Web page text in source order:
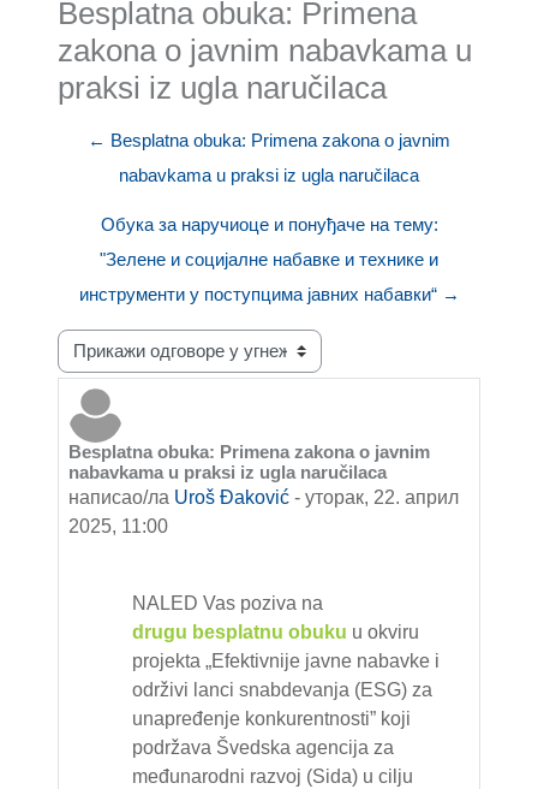
Besplatna obuka: Primena
zakona o javnim nabavkama u
praksi iz ugla naručilaca
← Besplatna obuka: Primena zakona o javnim
nabavkama u praksi iz ugla naručilaca
Обука за наручиоце и понуђаче на тему:
"Зелене и социјалне набавке и технике и
инструменти у поступцима јавних набавки“ →
Начин приказивања
Besplatna obuka: Primena zakona o javnim
nabavkama u praksi iz ugla naručilaca
написао/ла Uroš Đaković - уторак, 22. април
2025, 11:00
Број одговора: 0
NALED Vas poziva na
drugu besplatnu obuku u okviru
projekta „Efektivnije javne nabavke i
održivi lanci snabdevanja (ESG) za
unapređenje konkurentnosti” koji
podržava Švedska agencija za
međunarodni razvoj (Sida) u cilju